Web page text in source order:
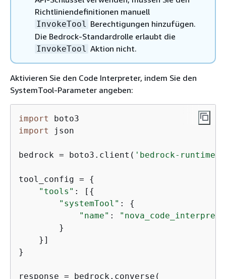
Richtliniendefinitionen manuell
InvokeTool
Berechtigungen hinzufügen.
Die Bedrock-Standardrolle erlaubt die
InvokeTool Aktion nicht.
Aktivieren Sie den Code Interpreter, indem Sie den
SystemTool-Parameter angeben:
import
import
json
bedrock = boto3.client( 'bedrock-runtime'
tool_config = {
"tools" : [ {
"systemTool" : {
"name" :
        }
    }]
}
response = bedrock.converse(